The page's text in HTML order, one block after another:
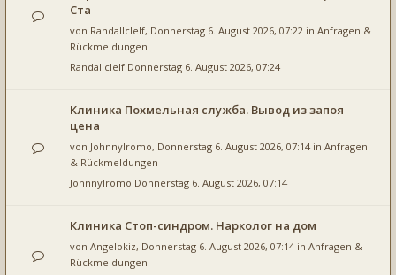
Ста
von Randallclelf, Donnerstag 6. August 2026, 07:22 in Anfragen &
Rückmeldungen
Randallclelf Donnerstag 6. August 2026, 07:24
Клиника Похмельная служба. Вывод из запоя
цена
von JohnnyIromo, Donnerstag 6. August 2026, 07:14 in Anfragen
& Rückmeldungen
JohnnyIromo Donnerstag 6. August 2026, 07:14
Клиника Стоп-синдром. Нарколог на дом
von Angelokiz, Donnerstag 6. August 2026, 07:14 in Anfragen &
Rückmeldungen